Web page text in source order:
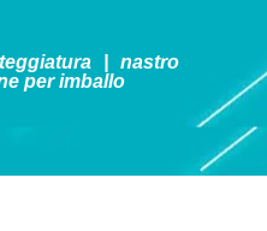
nastro
per imballo